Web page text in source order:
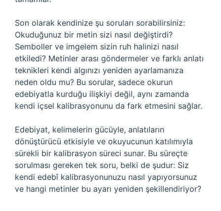
Son olarak kendinize şu soruları sorabilirsiniz:
Okuduğunuz bir metin sizi nasıl değiştirdi?
Semboller ve imgelem sizin ruh halinizi nasıl
etkiledi? Metinler arası göndermeler ve farklı anlatı
teknikleri kendi algınızı yeniden ayarlamanıza
neden oldu mu? Bu sorular, sadece okurun
edebiyatla kurduğu ilişkiyi değil, aynı zamanda
kendi içsel kalibrasyonunu da fark etmesini sağlar.
Edebiyat, kelimelerin gücüyle, anlatıların
dönüştürücü etkisiyle ve okuyucunun katılımıyla
sürekli bir kalibrasyon süreci sunar. Bu süreçte
sorulması gereken tek soru, belki de şudur: Siz
kendi edebî kalibrasyonunuzu nasıl yapıyorsunuz
ve hangi metinler bu ayarı yeniden şekillendiriyor?